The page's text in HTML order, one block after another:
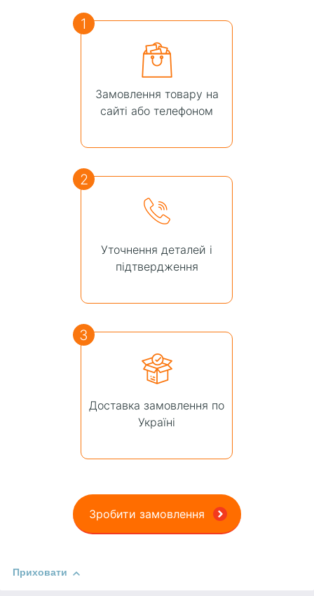
1
Замовлення товару на
сайті або телефоном
2
Уточнення деталей і
підтвердження
3
Доставка замовлення по
Україні
Зробити замовлення
Приховати